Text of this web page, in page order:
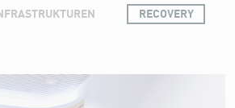
RECOVERY